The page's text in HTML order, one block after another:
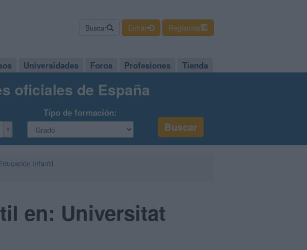
Buscar Entrar Regístrate
Universidades Foros Profesiones Tienda
oficiales de España
Tipo de formación:
Infantil
en: Universitat